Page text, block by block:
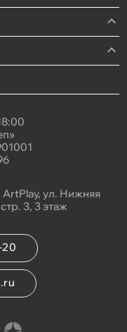
ArtPlay, ул. Нижняя
3, 3 этаж
20